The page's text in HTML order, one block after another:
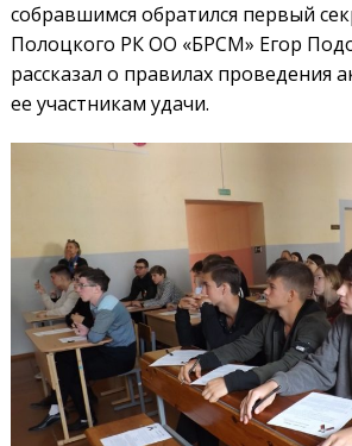
собравшимся обратился первый
Полоцкого РК ОО «БРСМ» Егор
рассказал о правилах проведения
ее участникам удачи.